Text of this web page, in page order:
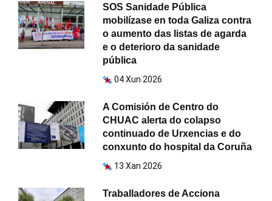
SOS Sanidade Pública
mobilízase en toda Galiza contra
o aumento das listas de agarda
e o deterioro da sanidade
pública
04 Xun 2026
A Comisión de Centro do
CHUAC alerta do colapso
continuado de Urxencias e do
conxunto do hospital da Coruña
13 Xan 2026
Traballadores de Acciona